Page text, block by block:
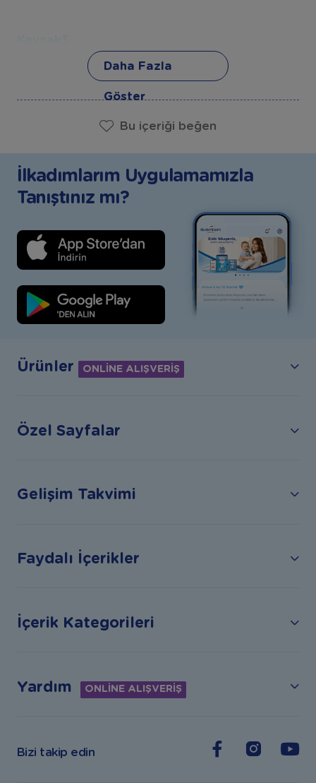
Daha Fazla
Göster
Bu içeriği beğen
İlkadımlarım Uygulamamızla
Tanıştınız mı?
Ürünler ONLİNE ALIŞVERİŞ
Özel Sayfalar
Gelişim Takvimi
Faydalı İçerikler
İçerik Kategorileri
Yardım ONLİNE ALIŞVERİŞ
Bizi takip edin